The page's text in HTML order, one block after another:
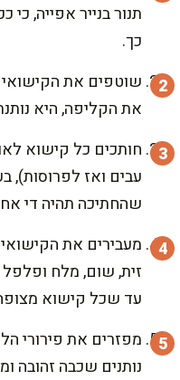
תנור בנייר אפייה,
כך.
שוטפים את
את הקליפה, היא
שהחתיכה תהיה די
מעבירים את
זית, שום, מלח ופלפל
עד שכל קישוא
מפזרים את פירורי
נותנים שכבה זהובה